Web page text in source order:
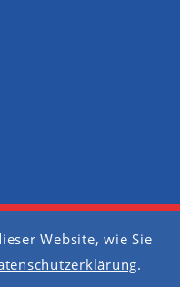
Website, wie Sie
.